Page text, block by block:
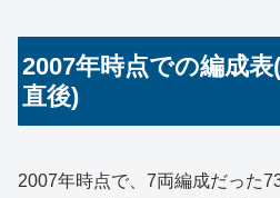
2007年時点での編成
直後)
2007年時点で、7両編成だった